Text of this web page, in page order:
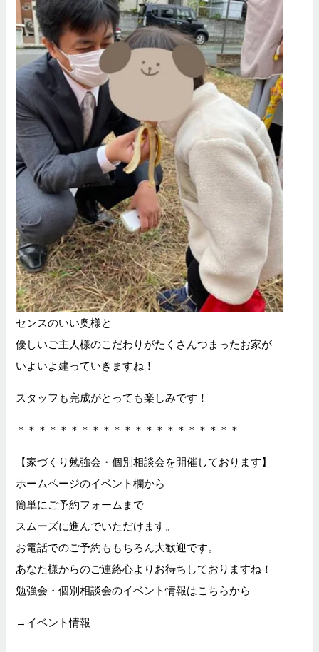
センスのいい奥様と
優しいご主人様のこだわりがたくさんつまったお家が
いよいよ建っていきますね！
スタッフも完成がとっても楽しみです！
＊＊＊＊＊＊＊＊＊＊＊＊＊＊＊＊＊＊＊＊＊
【家づくり勉強会・個別相談会を開催しております】
ホームページのイベント欄から
簡単にご予約フォームまで
スムーズに進んでいただけます。
お電話でのご予約ももちろん大歓迎です。
あなた様からのご連絡心よりお待ちしておりますね！
勉強会・個別相談会のイベント情報はこちらから
→ イベント情報